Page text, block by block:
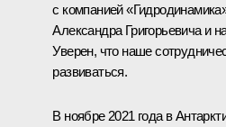
с компанией
Александра Григорьевича и
Уверен, что наше
развиваться.
В ноябре 2021 года в